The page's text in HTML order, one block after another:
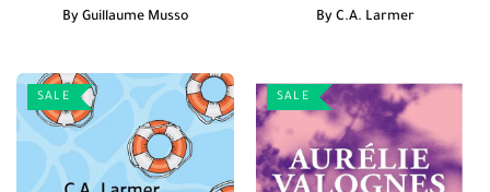
By Guillaume Musso By C.A. Larmer
SALE SALE